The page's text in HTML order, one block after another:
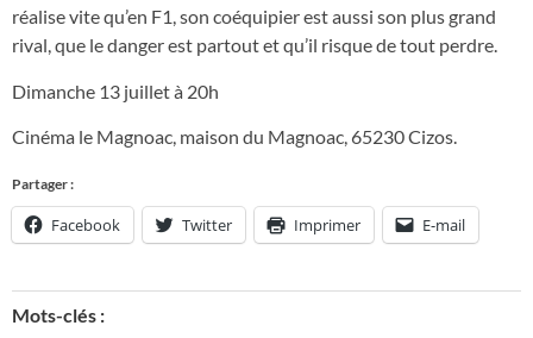
réalise vite qu’en F1, son coéquipier est aussi son plus grand
rival, que le danger est partout et qu’il risque de tout perdre.
Dimanche 13 juillet à 20h
Cinéma le Magnoac, maison du Magnoac, 65230 Cizos.
Partager :
Facebook Twitter Imprimer E-mail
Mots-clés :